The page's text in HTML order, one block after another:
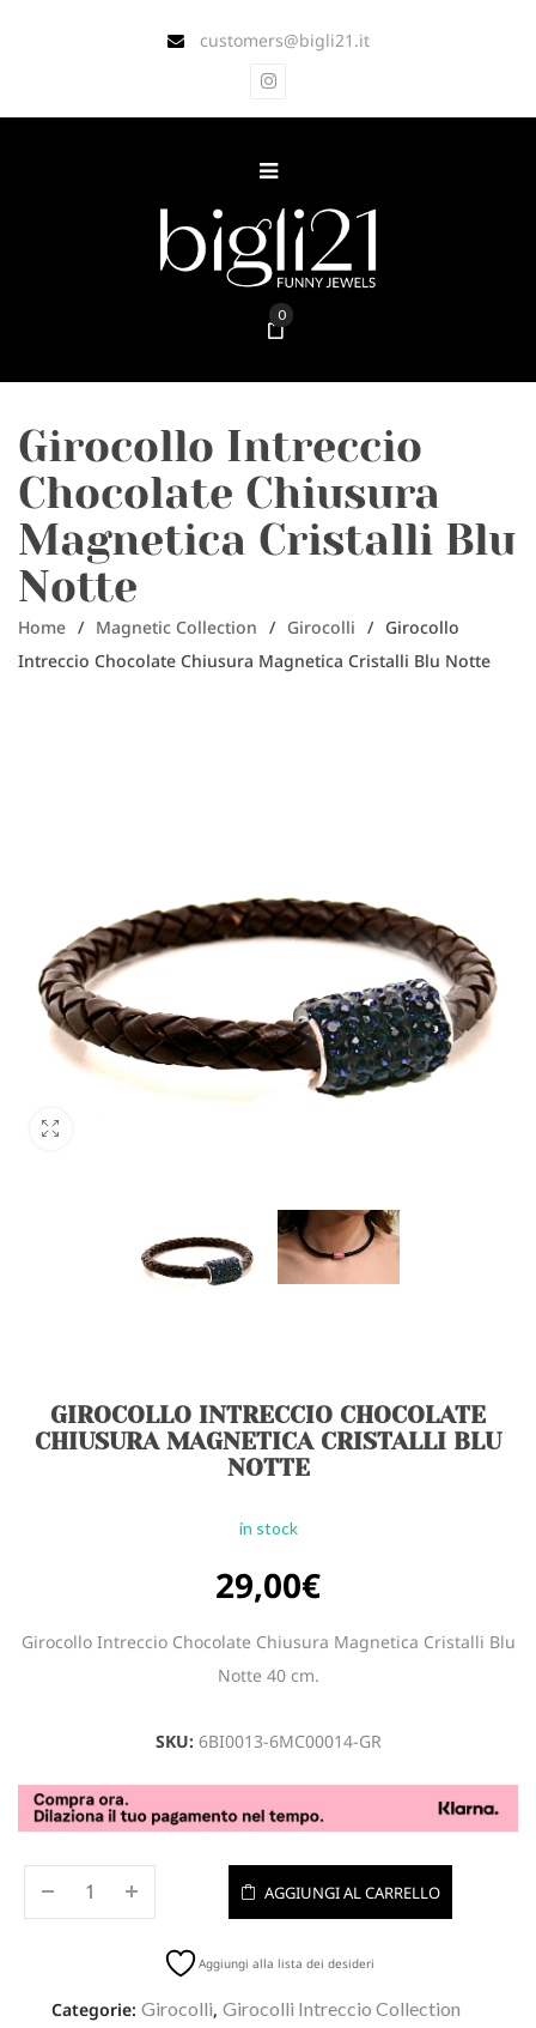
customers@bigli21.it
0
Girocollo Intreccio
Chocolate Chiusura
Magnetica Cristalli Blu
Notte
Home / Magnetic Collection / Girocolli / Girocollo
Intreccio Chocolate Chiusura Magnetica Cristalli Blu Notte
GIROCOLLO INTRECCIO CHOCOLATE
CHIUSURA MAGNETICA CRISTALLI BLU
NOTTE
in stock
29,00€
Girocollo Intreccio Chocolate Chiusura Magnetica Cristalli Blu
Notte 40 cm.
SKU: 6BI0013-6MC00014-GR
AGGIUNGI AL CARRELLO
Aggiungi alla lista dei desideri
Categorie: Girocolli, Girocolli Intreccio Collection